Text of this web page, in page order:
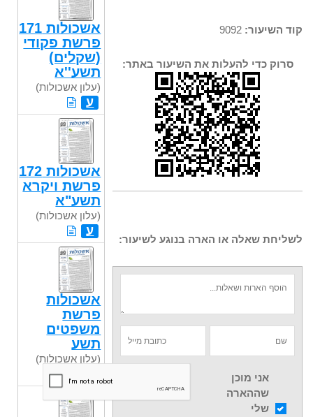
קוד השיעור:
סרוק כדי להעלות את השיעור באתר:
לשליחת שאלה או הארה בנוגע לשיעור:
אני מוכן
שההארה
שלי
אשכולות 171
פרשת פקודי
(שקלים)
תשע''א
(עלון אשכולות)
ע
אשכולות 172
פרשת ויקרא
תשע"א
(עלון אשכולות)
ע
אשכולות
פרשת
משפטים
תשע
(עלון אשכולות)